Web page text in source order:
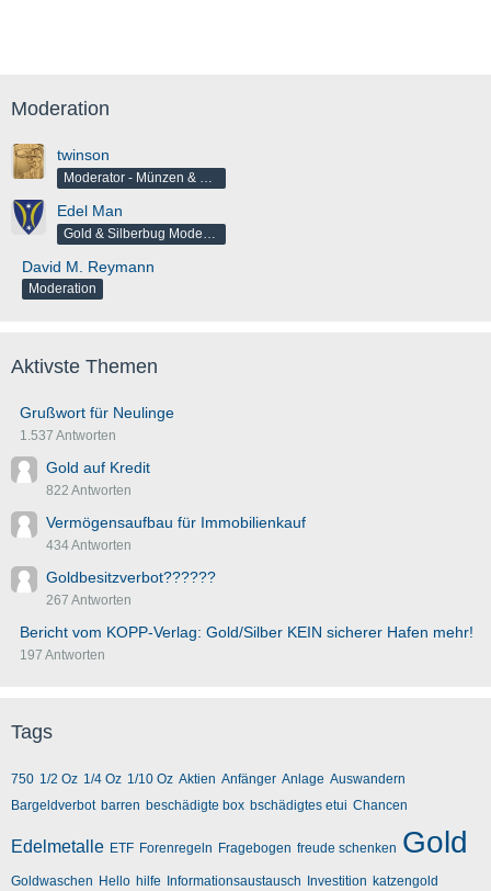
Moderation
twinson
Edel Man
David M. Reymann
Moderation
Aktivste Themen
Grußwort für Neulinge
1.537 Antworten
Gold auf Kredit
822 Antworten
Vermögensaufbau für Immobilienkauf
434 Antworten
Goldbesitzverbot??????
267 Antworten
Bericht vom KOPP-Verlag: Gold/Silber KEIN sicherer Hafen mehr!
197 Antworten
Tags
750 1/2 Oz 1/4 Oz 1/10 Oz Aktien Anfänger Anlage Auswandern
Bargeldverbot barren beschädigte box bschädigtes etui Chancen
Edelmetalle ETF Forenregeln Fragebogen freude schenken Gold
Goldwaschen Hello hilfe Informationsaustausch Investition katzengold